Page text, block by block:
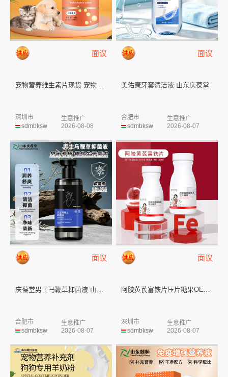
面议
宠物营养维生素片现货 宠物营养...
sdmbksw
深圳市
生意推广
2026-08-08
面议
美佑康牙套清洁液 山东庆葆堂
sdmbksw
合肥市
生意推广
2026-08-07
面议
sdmbksw
合肥市
生意推广
2026-08-07
面议
sdmbksw
深圳市
生意推广
2026-08-07